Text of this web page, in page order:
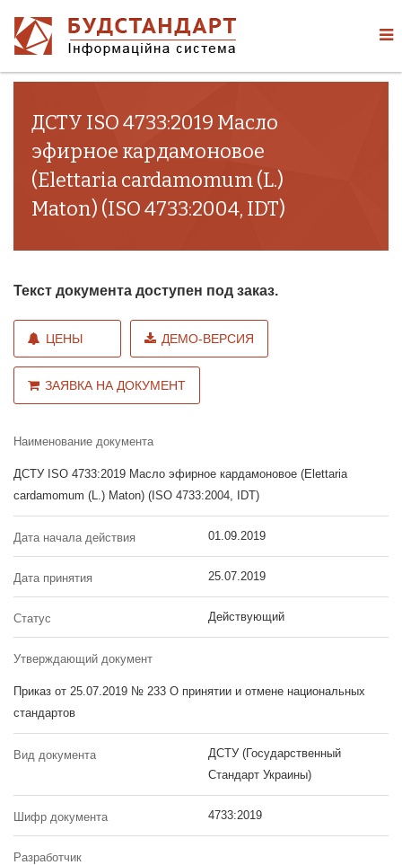
ДСТУ ISO 4733:2019 Масло
эфирное кардамоновое
(Elettaria cardamomum (L.)
Maton) (ISO 4733:2004, IDT)
Текст документа доступен под заказ.
ЦЕНЫ ДЕМО-ВЕРСИЯ
ЗАЯВКА НА ДОКУМЕНТ
Наименование документа
ДСТУ ISO 4733:2019 Масло эфирное кардамоновое (Elettaria
cardamomum (L.) Maton) (ISO 4733:2004, IDT)
Дата начала действия 01.09.2019
Дата принятия 25.07.2019
Статус Действующий
Утверждающий документ
Приказ от 25.07.2019 № 233 О принятии и отмене национальных
стандартов
Вид документа
ДСТУ (Государственный
Стандарт Украины)
Шифр документа 4733:2019
Разработчик